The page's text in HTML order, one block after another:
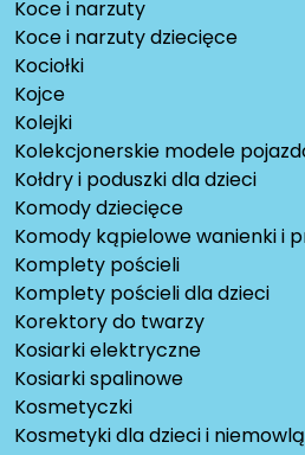
Koce i narzuty
Koce i narzuty dziecięce
Kociołki
Kojce
Kolejki
Kolekcjonerskie modele
Kołdry i poduszki dla dzieci
Komody dziecięce
Komody kąpielowe wanienki i
Komplety pościeli
Komplety pościeli dla dzieci
Korektory do twarzy
Kosiarki elektryczne
Kosiarki spalinowe
Kosmetyczki
Kosmetyki dla dzieci i